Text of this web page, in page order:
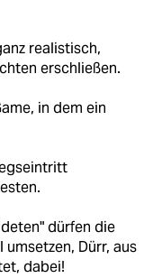
realistisch,
erschließen.
in dem ein
dürfen die
Dürr, aus
dabei!